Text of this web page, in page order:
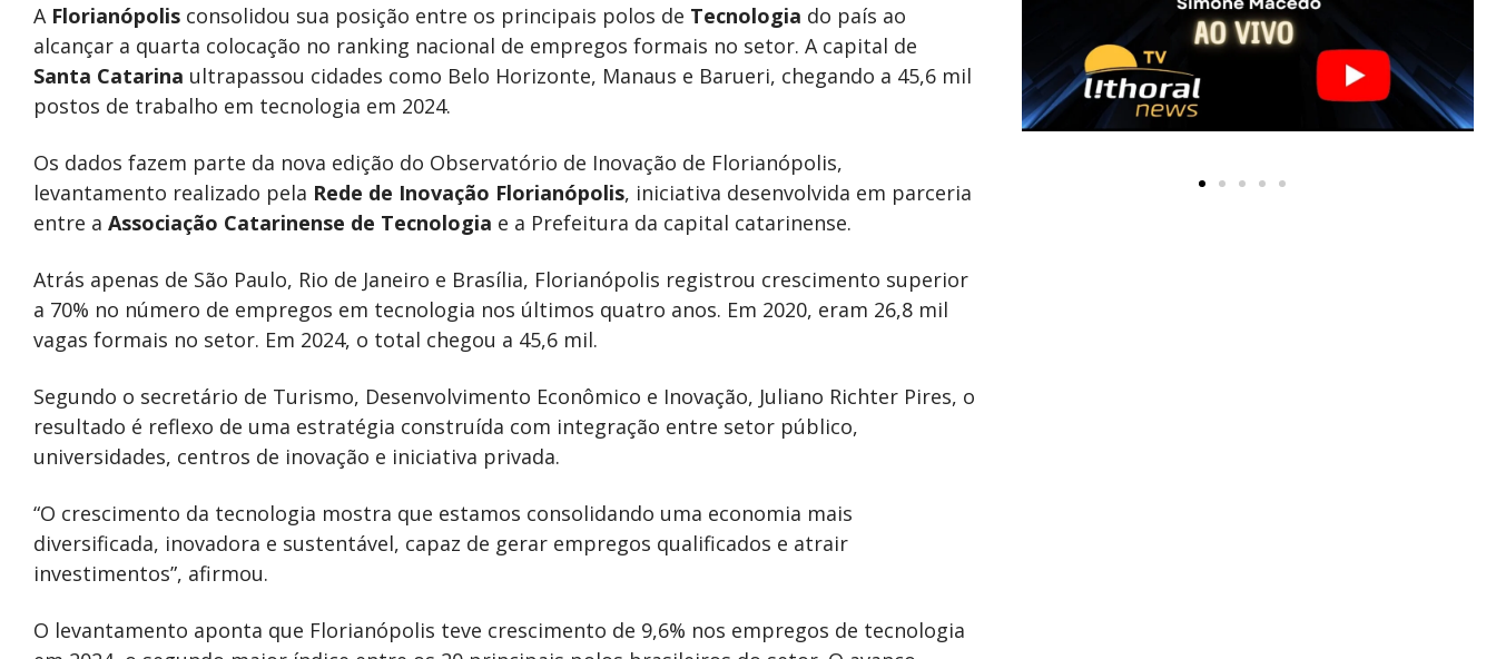
A Florianópolis consolidou sua posição entre os principais polos de Tecnologia do país ao
alcançar a quarta colocação no ranking nacional de empregos formais no setor. A capital de
Santa Catarina ultrapassou cidades como Belo Horizonte, Manaus e Barueri, chegando a 45,6 mil
postos de trabalho em tecnologia em 2024.
Os dados fazem parte da nova edição do Observatório de Inovação de Florianópolis,
levantamento realizado pela Rede de Inovação Florianópolis, iniciativa desenvolvida em parceria
entre a Associação Catarinense de Tecnologia e a Prefeitura da capital catarinense.
Atrás apenas de São Paulo, Rio de Janeiro e Brasília, Florianópolis registrou crescimento superior
a 70% no número de empregos em tecnologia nos últimos quatro anos. Em 2020, eram 26,8 mil
vagas formais no setor. Em 2024, o total chegou a 45,6 mil.
Segundo o secretário de Turismo, Desenvolvimento Econômico e Inovação, Juliano Richter Pires, o
resultado é reflexo de uma estratégia construída com integração entre setor público,
universidades, centros de inovação e iniciativa privada.
“O crescimento da tecnologia mostra que estamos consolidando uma economia mais
diversificada, inovadora e sustentável, capaz de gerar empregos qualificados e atrair
investimentos”, afirmou.
O levantamento aponta que Florianópolis teve crescimento de 9,6% nos empregos de tecnologia